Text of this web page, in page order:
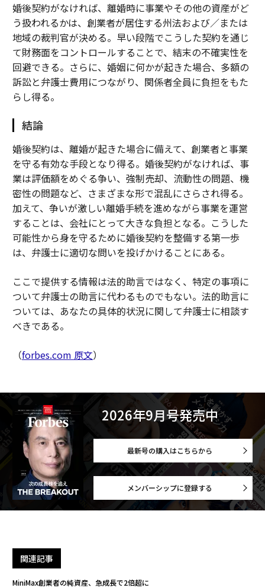
婚後契約がなければ、離婚時に事業やその他の資産がど
う扱われるかは、創業者が居住する州法および／または
地域の裁判官が決める。早い段階でこうした契約を通じ
て財務面をコントロールすることで、結末の不確実性を
回避できる。さらに、婚姻に何かが起きた場合、多額の
訴訟と弁護士費用につながり、関係者全員に負担をもた
らし得る。
結論
婚後契約は、離婚が起きた場合に備えて、創業者と事業
を守る有効な手段となり得る。婚後契約がなければ、事
業は評価額をめぐる争い、強制売却、流動性の問題、機
密性の問題など、さまざまな形で混乱にさらされ得る。
加えて、争いが激しい離婚手続を進めながら事業を運営
することは、会社にとって大きな負担となる。こうした
可能性から身を守るために婚後契約を整備する第一歩
は、弁護士に適切な問いを投げかけることにある。
ここで提供する情報は法的助言ではなく、特定の事項に
ついて弁護士の助言に代わるものでもない。法的助言に
ついては、あなたの具体的状況に関して弁護士に相談す
べきである。
（forbes.com 原文）
2026年9月号発売中
最新号の購入はこちらから
メンバーシップに登録する
関連記事
MiniMax創業者の純資産、急成長で2倍超に